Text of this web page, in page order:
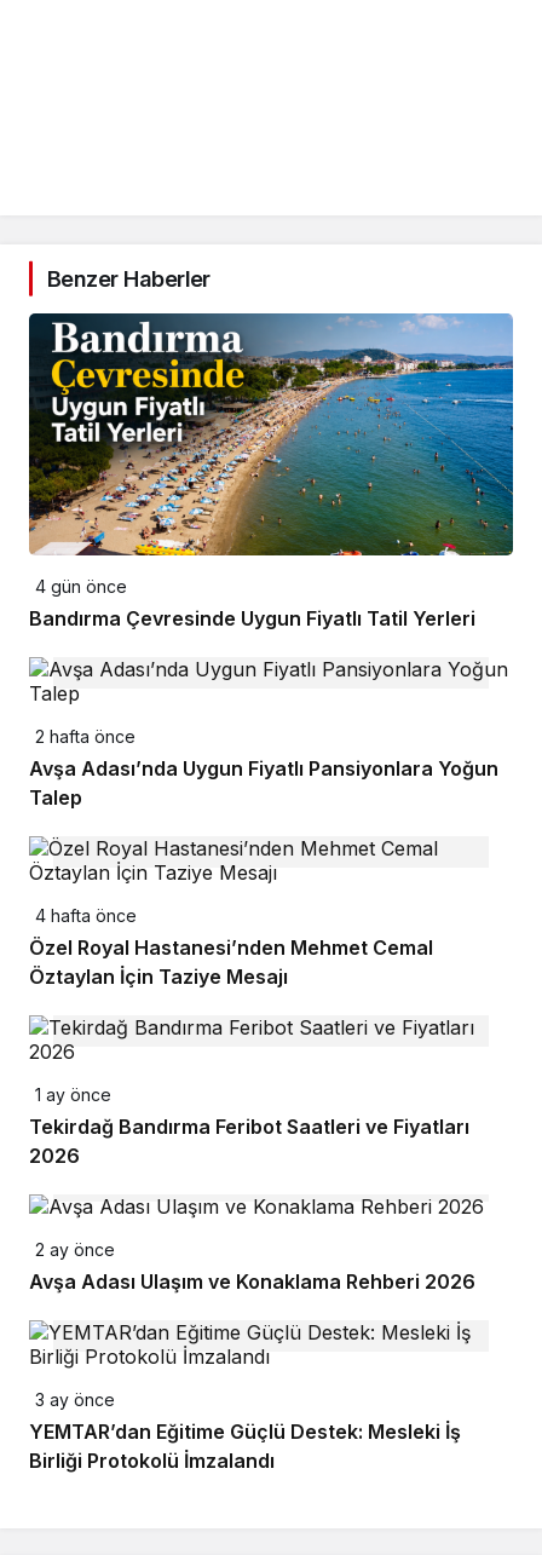
Benzer Haberler
4 gün önce
Bandırma Çevresinde Uygun Fiyatlı Tatil Yerleri
2 hafta önce
Avşa Adası’nda Uygun Fiyatlı Pansiyonlara Yoğun
Talep
4 hafta önce
Özel Royal Hastanesi’nden Mehmet Cemal
Öztaylan İçin Taziye Mesajı
1 ay önce
Tekirdağ Bandırma Feribot Saatleri ve Fiyatları
2026
2 ay önce
Avşa Adası Ulaşım ve Konaklama Rehberi 2026
3 ay önce
YEMTAR’dan Eğitime Güçlü Destek: Mesleki İş
Birliği Protokolü İmzalandı